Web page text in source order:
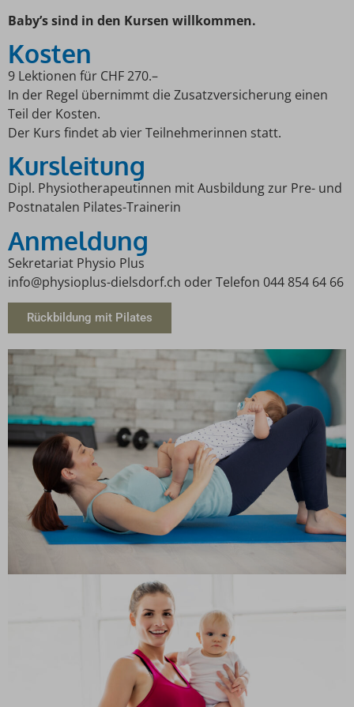
Baby’s sind in den Kursen willkommen.
Kosten
9 Lektionen für CHF 270.–
In der Regel übernimmt die Zusatzversicherung einen
Teil der Kosten.
Der Kurs findet ab vier Teilnehmerinnen statt.
Kursleitung
Dipl. Physiotherapeutinnen mit Ausbildung zur Pre- und
Postnatalen Pilates-Trainerin
Anmeldung
Sekretariat Physio Plus
info@physioplus-dielsdorf.ch oder Telefon 044 854 64 66
Rückbildung mit Pilates